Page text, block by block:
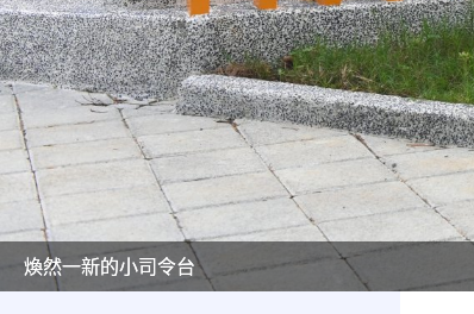
美麗的操場是我們活力的來源
美麗的操場是我們活力的來源
煥然一新的小司令台
煥然一新的小司令台
富含桃園埤塘田園風光意象的中廊
富含桃園埤塘田園風光意象的中廊
嶄新的中庭廣場
嶄新的中庭廣場
水生池生生不息
水生池生生不息